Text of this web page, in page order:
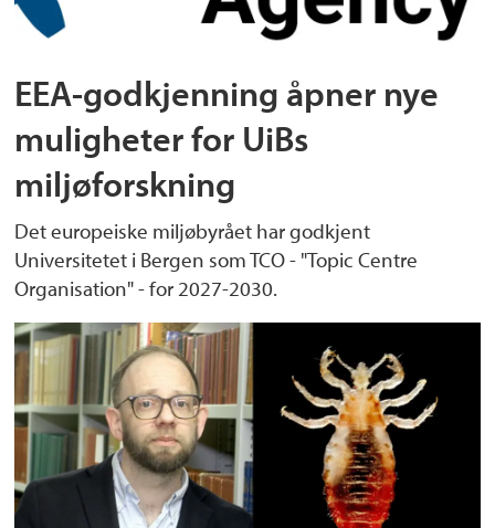
EEA-godkjenning åpner nye
muligheter for UiBs
miljøforskning
Det europeiske miljøbyrået har godkjent
Universitetet i Bergen som TCO - "Topic Centre
Organisation" - for 2027-2030.